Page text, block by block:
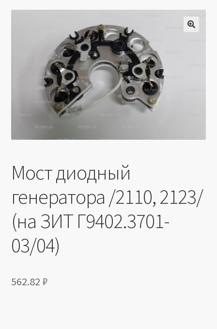
Мой аккаунт
Политика в отношении обработки персональных
Производители
Юридические данные
Мост диодный
генератора /2110, 2123/
(на ЗИТ Г9402.3701-
03/04)
562.82 ₽